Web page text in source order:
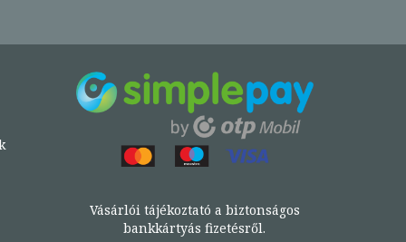
Vásárlói tájékoztató a biztonságos
bankkártyás fizetésről.